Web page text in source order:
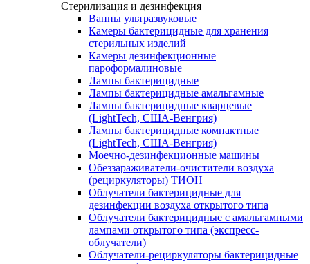
Стерилизация и дезинфекция
Ванны ультразвуковые
Камеры бактерицидные для хранения
стерильных изделий
Камеры дезинфекционные
пароформалиновые
Лампы бактерицидные
Лампы бактерицидные амальгамные
Лампы бактерицидные кварцевые
(LightTech, США-Венгрия)
Лампы бактерицидные компактные
(LightTech, США-Венгрия)
Моечно-дезинфекционные машины
Обеззараживатели-очистители воздуха
(рециркуляторы) ТИОН
Облучатели бактерицидные для
дезинфекции воздуха открытого типа
Облучатели бактерицидные с амальгамными
лампами открытого типа (экспресс-
облучатели)
Облучатели-рециркуляторы бактерицидные